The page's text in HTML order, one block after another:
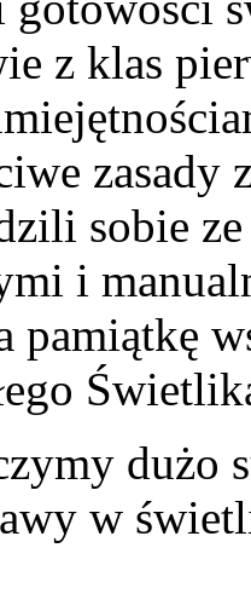
z klas
sobie
i
pamiątkę
dużo
w